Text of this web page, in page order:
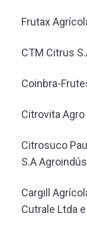
Frutax
CTM Citrus
Coinbra-
Citrovita
Citrosuco
S.A
Cargill
Cutrale Ltda